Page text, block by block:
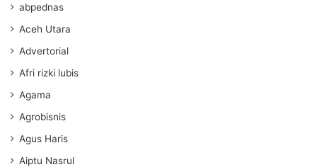
abpednas
Aceh Utara
Advertorial
Afri rizki lubis
Agama
Agrobisnis
Agus Haris
Aiptu Nasrul